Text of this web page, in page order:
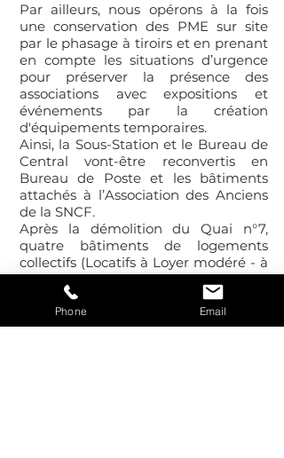
Par ailleurs, nous opérons à la fois
une conservation des PME sur site
par le phasage à tiroirs et en prenant
en compte les situations d’urgence
pour préserver la présence des
associations avec expositions et
événements par la création
d'équipements temporaires.
Ainsi, la Sous-Station et le Bureau de
Central vont-être reconvertis en
Bureau de Poste et les bâtiments
attachés à l’Association des Anciens
de la SNCF.
Après la démolition du Quai n°7,
quatre bâtiments de logements
collectifs (Locatifs à Loyer modéré - à
l’achat) de 7 niveaux avec la location
d’espaces commerciaux en RDC
seront réalisés. Cette zone est dans la
continuité de la trame verte /
Phone Email